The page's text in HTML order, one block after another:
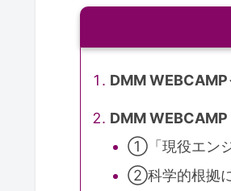
DMM WEBCAMP
DMM
①「現役エンジ
②科学的根拠に